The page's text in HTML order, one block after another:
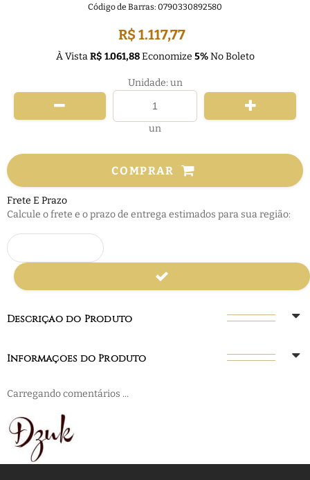
Código de Barras: 0790330892580
R$ 1.117,77
À VistaR$ 1.061,88Economize 5%No Boleto
Unidade: un
un
COMPRAR
Frete E Prazo
Calcule o frete e o prazo de entrega estimados para sua região:
Descrição do Produto
Informações do Produto
Carregando comentários ...